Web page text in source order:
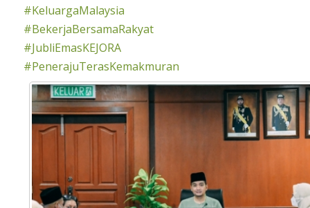
#KeluargaMalaysia
#BekerjaBersamaRakyat
#JubliEmasKEJORA
#PenerajuTerasKemakmuran